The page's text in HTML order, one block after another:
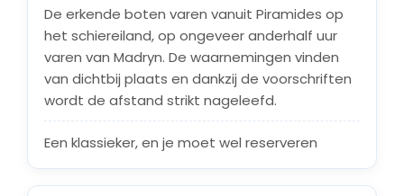
De erkende boten varen vanuit Piramides op
het schiereiland, op ongeveer anderhalf uur
varen van Madryn. De waarnemingen vinden
van dichtbij plaats en dankzij de voorschriften
wordt de afstand strikt nageleefd.
Een klassieker, en je moet wel reserveren